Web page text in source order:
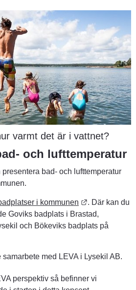
varmt det är i vattnet?
och lufttemperatur
presentera bad- och lufttemperatur
i kommunen Länk till
. Där kan du
Goviks badplats i Brastad,
och Bökeviks badplats på
med LEVA i Lysekil AB.
perspektiv så befinner vi